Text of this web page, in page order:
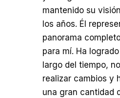
mantenido su
los años. Él
panorama
para mí. Ha
largo del tiempo,
realizar cambios y
una gran cantidad